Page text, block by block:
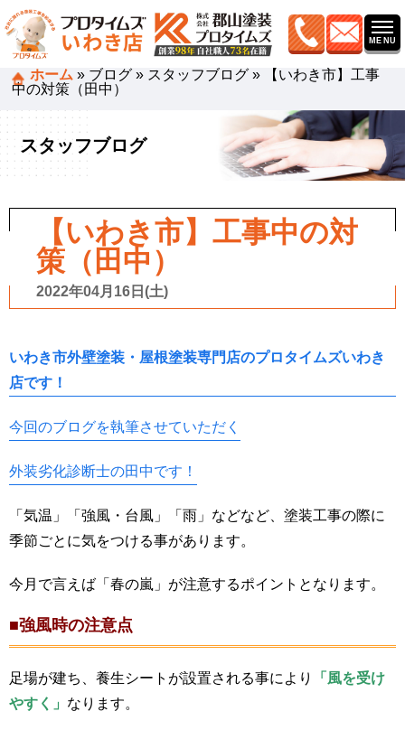
ホーム » ブログ » スタッフブログ »
【いわき市】工事
中の対策（田中）
スタッフブログ
【いわき市】工事中の対
策（田中）
2022年04月16日(土)
いわき市外壁塗装・屋根塗装専門店のプロタイムズいわき
店です！
今回のブログを執筆させていただく
外装劣化診断士の田中です！
「気温」「強風・台風」「雨」などなど、塗装工事の際に
季節ごとに気をつける事があります。
今月で言えば「春の嵐」が注意するポイントとなります。
■強風時の注意点
足場が建ち、養生シートが設置される事により
「風を受け
やすく」 なります。